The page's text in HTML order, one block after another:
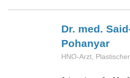
Dr. med.
Pohanyar
HNO-Arzt,